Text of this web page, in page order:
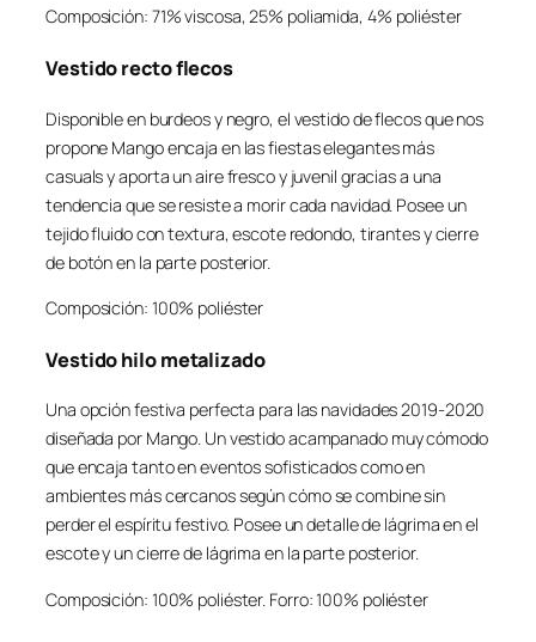
Composición: 71% viscosa, 25% poliamida, 4% poliéster
Vestido recto flecos
Disponible en burdeos y negro, el vestido de flecos que nos
propone Mango encaja en las fiestas elegantes más
casuals y aporta un aire fresco y juvenil gracias a una
tendencia que se resiste a morir cada navidad. Posee un
tejido fluido con textura, escote redondo, tirantes y cierre
de botón en la parte posterior.
Composición: 100% poliéster
Vestido hilo metalizado
Una opción festiva perfecta para las navidades 2019-2020
diseñada por Mango. Un vestido acampanado muy cómodo
que encaja tanto en eventos sofisticados como en
ambientes más cercanos según cómo se combine sin
perder el espíritu festivo. Posee un detalle de lágrima en el
escote y un cierre de lágrima en la parte posterior.
Composición: 100% poliéster. Forro: 100% poliéster